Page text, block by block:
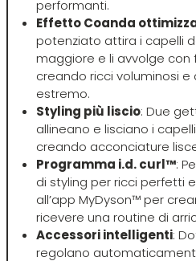
ghd
Giusy Hold
GOLDWELL
Hair Tech
Hennatech
performanti.
Effetto Coanda
potenziato attira i capelli
maggiore e li avvolge
creando ricci voluminosi e
estremo.
Styling più liscio: Due
allineano e lisciano i
creando acconciature
Programma i.d. curl™:
di styling per ricci perfetti
all’app MyDyson™ per
ricevere una routine di
Accessori intelligenti:
regolano